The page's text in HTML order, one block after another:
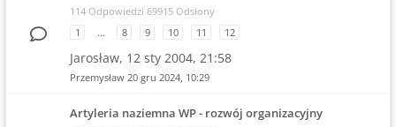
114 Odpowiedzi 69915 Odsłony
1
… 8 9 10 11 12
Jarosław, 12 sty 2004, 21:58
Przemysław 20 gru 2024, 10:29
Artyleria naziemna WP - rozwój organizacyjny